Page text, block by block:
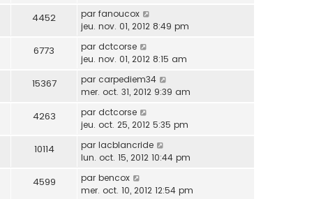
4452 par fanoucox
jeu. nov. 01, 2012 8:49 pm
6773 par dctcorse
jeu. nov. 01, 2012 8:15 am
15367 par carpediem34
mer. oct. 31, 2012 9:39 am
4263 par dctcorse
jeu. oct. 25, 2012 5:35 pm
10114 par lacblancride
lun. oct. 15, 2012 10:44 pm
4599 par bencox
mer. oct. 10, 2012 12:54 pm